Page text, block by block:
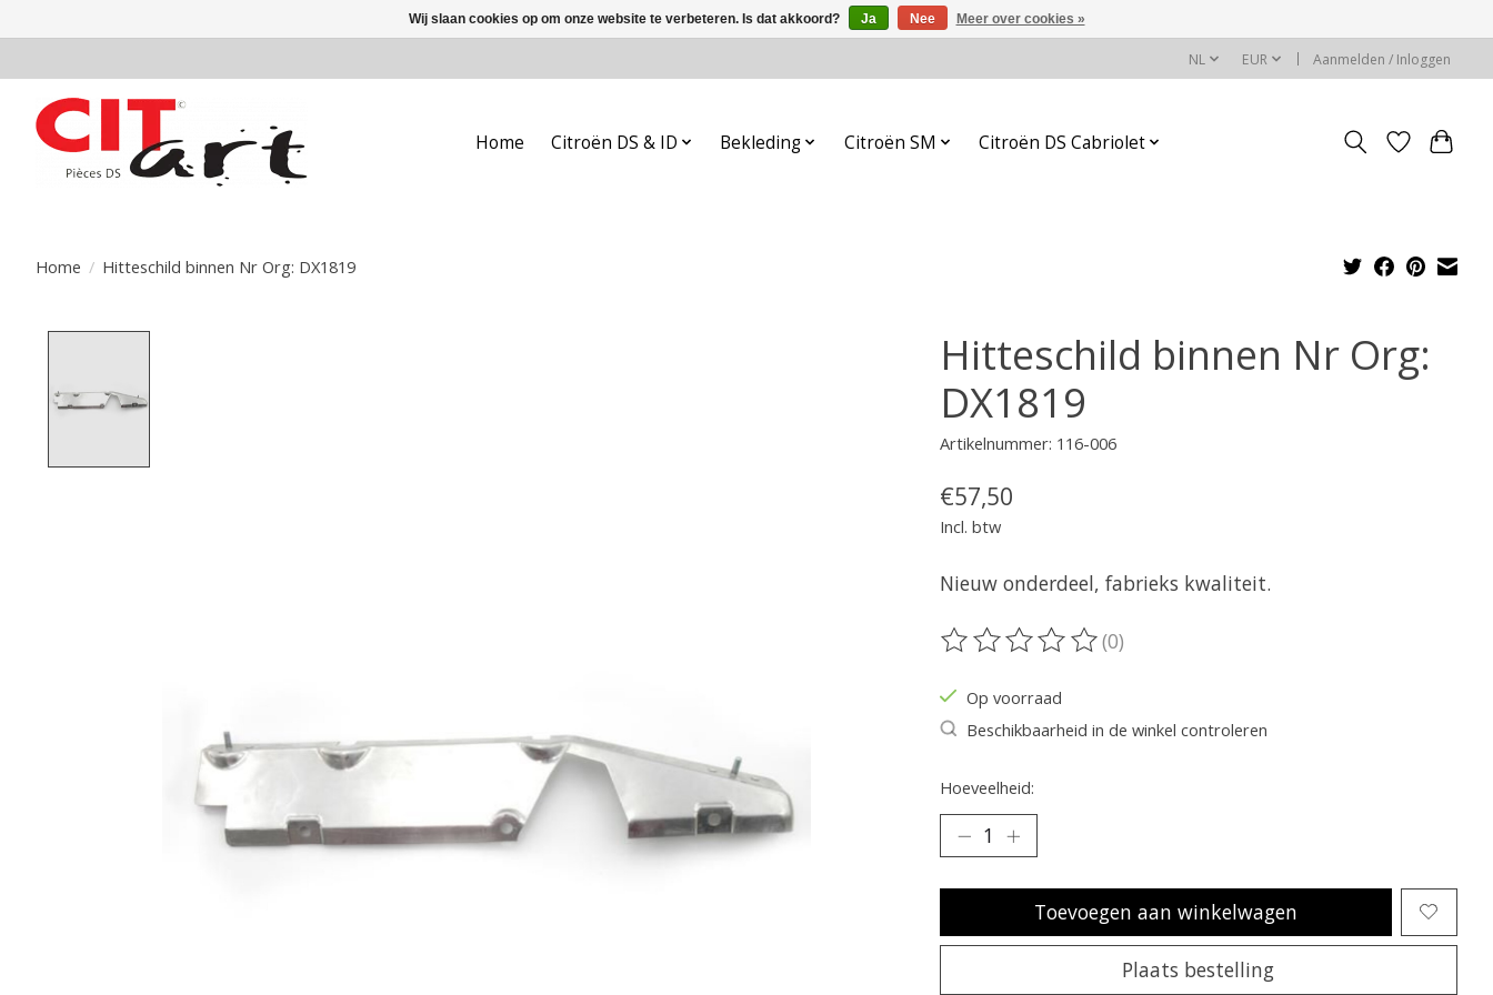
NL EUR Aanmelden / Inloggen
Home Citroën DS & ID Bekleding Citroën SM Citroën DS Cabriolet
Home / Hitteschild binnen Nr Org: DX1819
Hitteschild binnen Nr Org:
DX1819
Artikelnummer: 116-006
€57,50
Incl. btw
Nieuw onderdeel, fabrieks kwaliteit.
De beoordeling van dit product is
(0)
Op voorraad
Beschikbaarheid in de winkel controleren
Hoeveelheid:
Toevoegen aan winkelwagen
Plaats bestelling
Wij slaan cookies op om onze website te verbeteren. Is dat akkoord? Ja Nee Meer over cookies »